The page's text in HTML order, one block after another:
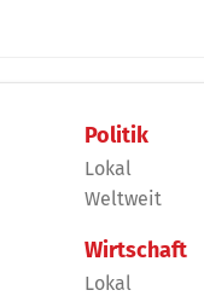
Politik
Lokal
Weltweit
Wirtschaft
Lokal